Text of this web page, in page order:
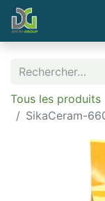
Tous les produits
SikaCeram-